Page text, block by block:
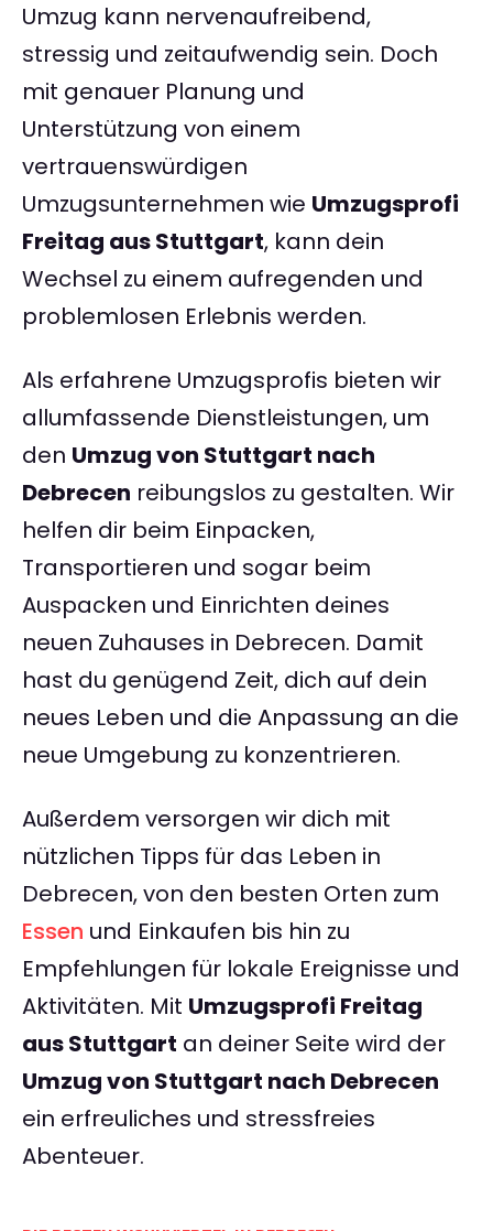
Umzug kann nervenaufreibend,
stressig und zeitaufwendig sein. Doch
mit genauer Planung und
Unterstützung von einem
vertrauenswürdigen
Umzugsunternehmen wie Umzugsprofi
Freitag aus Stuttgart, kann dein
Wechsel zu einem aufregenden und
problemlosen Erlebnis werden.
Als erfahrene Umzugsprofis bieten wir
allumfassende Dienstleistungen, um
den Umzug von Stuttgart nach
Debrecen reibungslos zu gestalten. Wir
helfen dir beim Einpacken,
Transportieren und sogar beim
Auspacken und Einrichten deines
neuen Zuhauses in Debrecen. Damit
hast du genügend Zeit, dich auf dein
neues Leben und die Anpassung an die
neue Umgebung zu konzentrieren.
Außerdem versorgen wir dich mit
nützlichen Tipps für das Leben in
Debrecen, von den besten Orten zum
Essen und Einkaufen bis hin zu
Empfehlungen für lokale Ereignisse und
Aktivitäten. Mit Umzugsprofi Freitag
aus Stuttgart an deiner Seite wird der
Umzug von Stuttgart nach Debrecen
ein erfreuliches und stressfreies
Abenteuer.